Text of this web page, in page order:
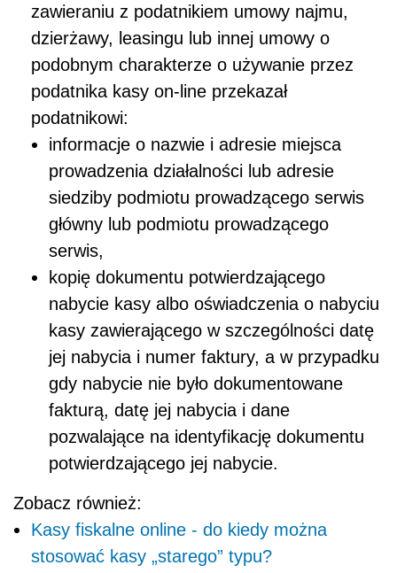
zawieraniu z podatnikiem umowy najmu,
dzierżawy, leasingu lub innej umowy o
podobnym charakterze o używanie przez
podatnika kasy on-line przekazał
podatnikowi:
informacje o nazwie i adresie miejsca
prowadzenia działalności lub adresie
siedziby podmiotu prowadzącego serwis
główny lub podmiotu prowadzącego
serwis,
kopię dokumentu potwierdzającego
nabycie kasy albo oświadczenia o nabyciu
kasy zawierającego w szczególności datę
jej nabycia i numer faktury, a w przypadku
gdy nabycie nie było dokumentowane
fakturą, datę jej nabycia i dane
pozwalające na identyfikację dokumentu
potwierdzającego jej nabycie.
Zobacz również:
Kasy fiskalne online - do kiedy można
stosować kasy „starego” typu?